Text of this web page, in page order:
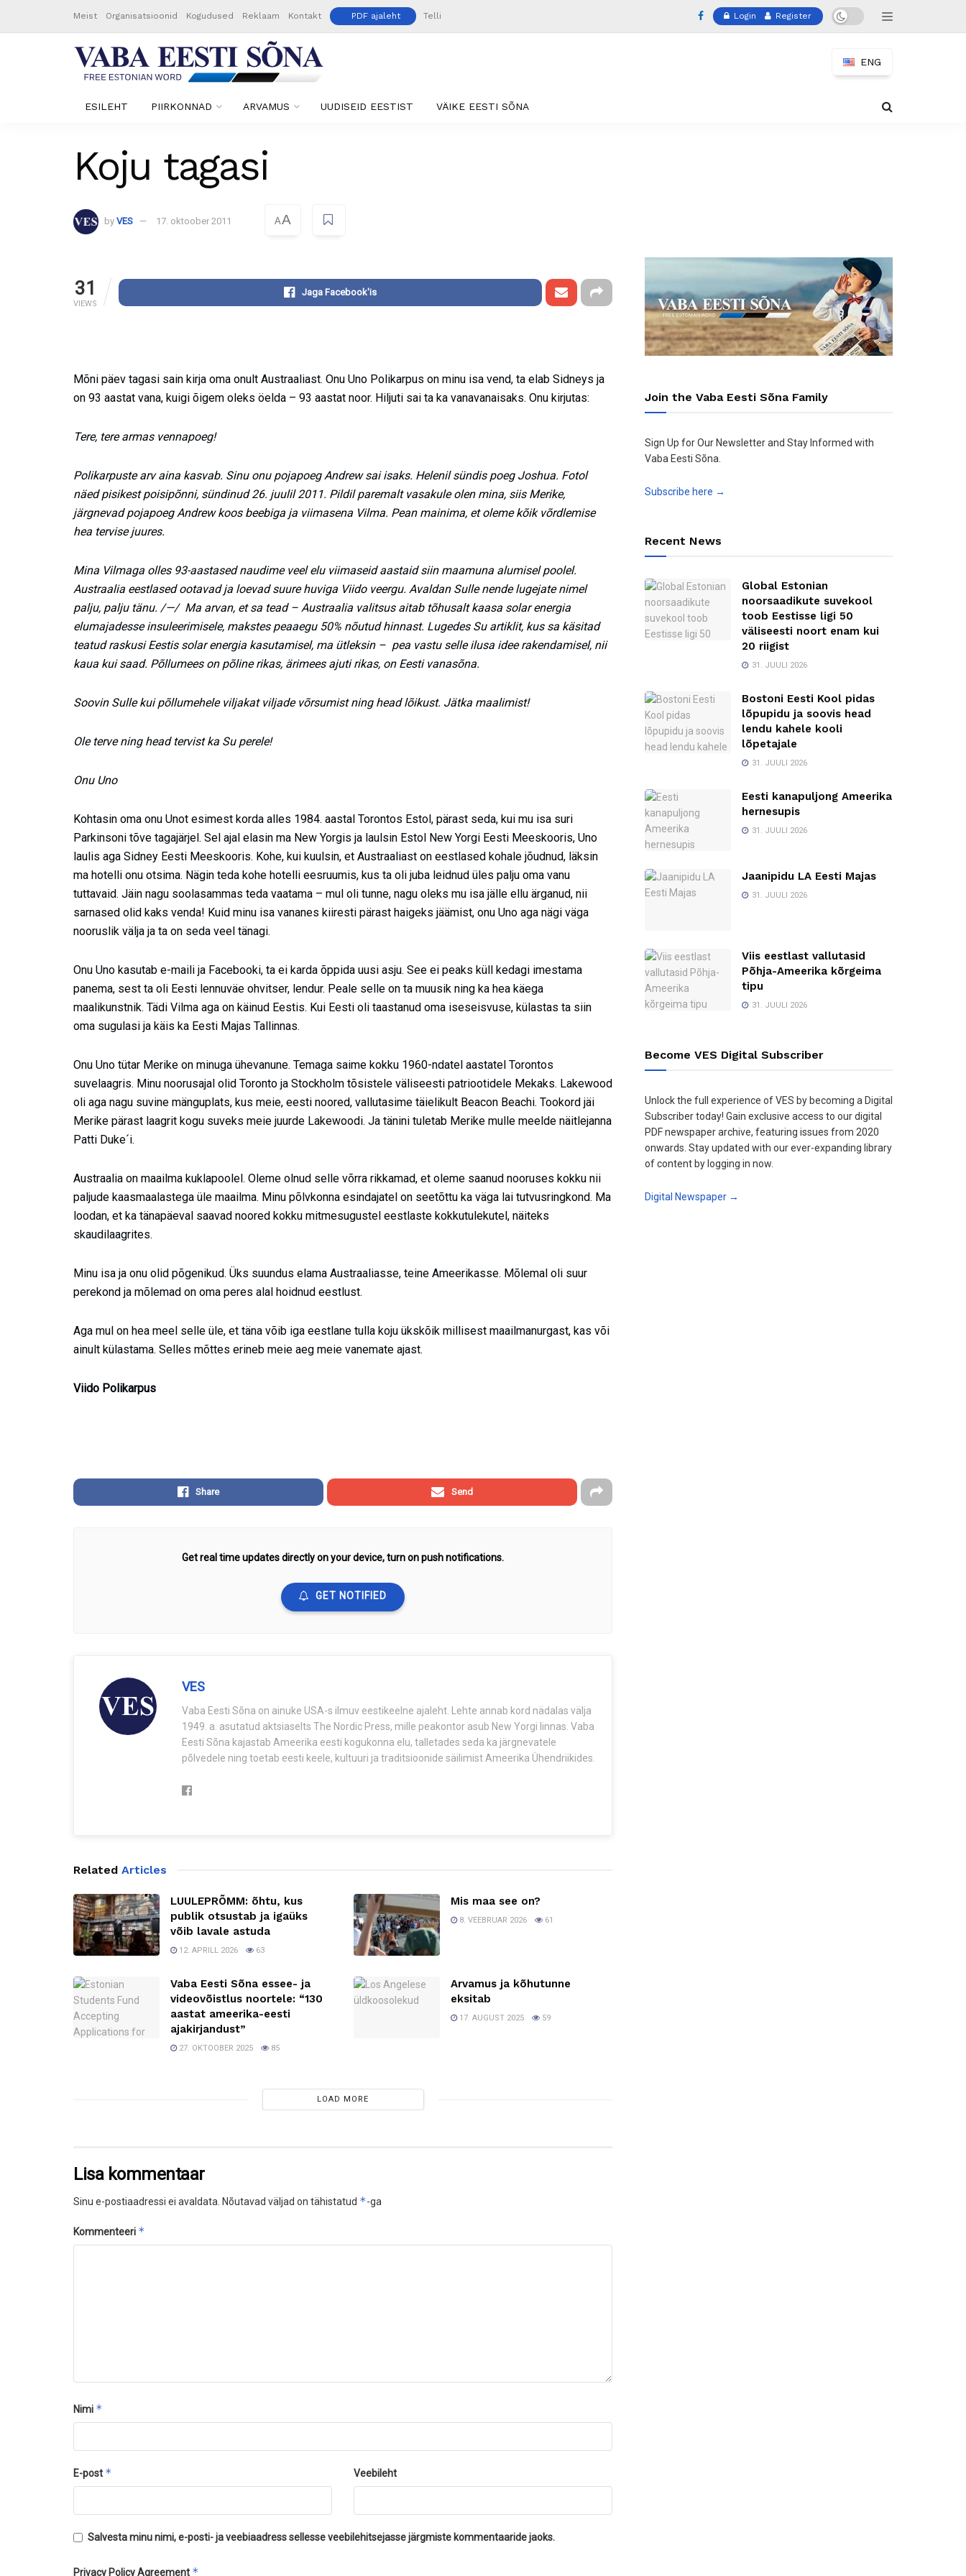
Meist Organisatsioonid Kogudused Reklaam Kontakt PDF ajaleht Telli Login Register
ENG
ESILEHT PIIRKONNAD ARVAMUS UUDISEID EESTIST VÄIKE EESTI SÕNA
Koju tagasi
by VES 17. oktoober 2011 AA
31
VIEWS
Jaga Facebook'is
Mõni päev tagasi sain kirja oma onult Austraaliast. Onu Uno Polikarpus on minu isa vend, ta elab Sidneys ja
on 93 aastat vana, kuigi õigem oleks öelda – 93 aastat noor. Hiljuti sai ta ka vanavanaisaks. Onu kirjutas:
Tere, tere armas vennapoeg!
Polikarpuste arv aina kasvab. Sinu onu pojapoeg Andrew sai isaks. Helenil sündis poeg Joshua. Fotol
näed pisikest poisipõnni, sündinud 26. juulil 2011. Pildil paremalt vasakule olen mina, siis Merike,
järgnevad pojapoeg Andrew koos beebiga ja viimasena Vilma. Pean mainima, et oleme kõik võrdlemise
hea tervise juures.
Mina Vilmaga olles 93-aastased naudime veel elu viimaseid aastaid siin maamuna alumisel poolel.
Austraalia eestlased ootavad ja loevad suure huviga Viido veergu. Avaldan Sulle nende lugejate nimel
palju, palju tänu. /—/ Ma arvan, et sa tead – Austraalia valitsus aitab tõhusalt kaasa solar energia
elumajadesse insuleerimisele, makstes peaaegu 50% nõutud hinnast. Lugedes Su artiklit, kus sa käsitad
teatud raskusi Eestis solar energia kasutamisel, ma ütleksin – pea vastu selle ilusa idee rakendamisel, nii
kaua kui saad. Põllumees on põline rikas, ärimees ajuti rikas, on Eesti vanasõna.
Soovin Sulle kui põllumehele viljakat viljade võrsumist ning head lõikust. Jätka maalimist!
Ole terve ning head tervist ka Su perele!
Onu Uno
Kohtasin oma onu Unot esimest korda alles 1984. aastal Torontos Estol, pärast seda, kui mu isa suri
Parkinsoni tõve tagajärjel. Sel ajal elasin ma New Yorgis ja laulsin Estol New Yorgi Eesti Meeskooris, Uno
laulis aga Sidney Eesti Meeskooris. Kohe, kui kuulsin, et Austraaliast on eestlased kohale jõudnud, läksin
ma hotelli onu otsima. Nägin teda kohe hotelli eesruumis, kus ta oli juba leidnud üles palju oma vanu
tuttavaid. Jäin nagu soolasammas teda vaatama – mul oli tunne, nagu oleks mu isa jälle ellu ärganud, nii
sarnased olid kaks venda! Kuid minu isa vananes kiiresti pärast haigeks jäämist, onu Uno aga nägi väga
nooruslik välja ja ta on seda veel tänagi.
Onu Uno kasutab e-maili ja Facebooki, ta ei karda õppida uusi asju. See ei peaks küll kedagi imestama
panema, sest ta oli Eesti lennuväe ohvitser, lendur. Peale selle on ta muusik ning ka hea käega
maalikunstnik. Tädi Vilma aga on käinud Eestis. Kui Eesti oli taastanud oma iseseisvuse, külastas ta siin
oma sugulasi ja käis ka Eesti Majas Tallinnas.
Onu Uno tütar Merike on minuga ühevanune. Temaga saime kokku 1960-ndatel aastatel Torontos
suvelaagris. Minu noorusajal olid Toronto ja Stockholm tõsistele väliseesti patriootidele Mekaks. Lakewood
oli aga nagu suvine mänguplats, kus meie, eesti noored, vallutasime täielikult Beacon Beachi. Tookord jäi
Merike pärast laagrit kogu suveks meie juurde Lakewoodi. Ja tänini tuletab Merike mulle meelde näitlejanna
Patti Duke´i.
Austraalia on maailma kuklapoolel. Oleme olnud selle võrra rikkamad, et oleme saanud nooruses kokku nii
paljude kaasmaalastega üle maailma. Minu põlvkonna esindajatel on seetõttu ka väga lai tutvusringkond. Ma
loodan, et ka tänapäeval saavad noored kokku mitmesugustel eestlaste kokkutulekutel, näiteks
skaudilaagrites.
Minu isa ja onu olid põgenikud. Üks suundus elama Austraaliasse, teine Ameerikasse. Mõlemal oli suur
perekond ja mõlemad on oma peres alal hoidnud eestlust.
Aga mul on hea meel selle üle, et täna võib iga eestlane tulla koju ükskõik millisest maailmanurgast, kas või
ainult külastama. Selles mõttes erineb meie aeg meie vanemate ajast.
Viido Polikarpus
Share Send
Get real time updates directly on your device, turn on push notifications.
GET NOTIFIED
VES
Vaba Eesti Sõna on ainuke USA-s ilmuv eestikeelne ajaleht. Lehte annab kord nädalas välja
1949. a. asutatud aktsiaselts The Nordic Press, mille peakontor asub New Yorgi linnas. Vaba
Eesti Sõna kajastab Ameerika eesti kogukonna elu, talletades seda ka järgnevatele
põlvedele ning toetab eesti keele, kultuuri ja traditsioonide säilimist Ameerika Ühendriikides.
Related Articles
LUULEPRÕMM: õhtu, kus
publik otsustab ja igaüks
võib lavale astuda
12. APRILL 2026 63
Mis maa see on?
8. VEEBRUAR 2026 61
Vaba Eesti Sõna essee- ja
videovõistlus noortele: “130
aastat ameerika-eesti
ajakirjandust”
27. OKTOOBER 2025 85
Arvamus ja kõhutunne
eksitab
17. AUGUST 2025 59
LOAD MORE
Lisa kommentaar
Sinu e-postiaadressi ei avaldata. Nõutavad väljad on tähistatud *-ga
Kommenteeri *
Nimi *
E-post * Veebileht
Salvesta minu nimi, e-posti- ja veebiaadress sellesse veebilehitsejasse järgmiste kommentaaride jaoks.
Privacy Policy Agreement *
Join the Vaba Eesti Sõna Family
Sign Up for Our Newsletter and Stay Informed with
Vaba Eesti Sõna.
Subscribe here →
Recent News
Global Estonian
noorsaadikute suvekool
toob Eestisse ligi 50
väliseesti noort enam kui
20 riigist
31. JUULI 2026
Bostoni Eesti Kool pidas
lõpupidu ja soovis head
lendu kahele kooli
lõpetajale
31. JUULI 2026
Eesti kanapuljong Ameerika
hernesupis
31. JUULI 2026
Jaanipidu LA Eesti Majas
31. JUULI 2026
Viis eestlast vallutasid
Põhja-Ameerika kõrgeima
tipu
31. JUULI 2026
Become VES Digital Subscriber
Unlock the full experience of VES by becoming a Digital
Subscriber today! Gain exclusive access to our digital
PDF newspaper archive, featuring issues from 2020
onwards. Stay updated with our ever-expanding library
of content by logging in now.
Digital Newspaper →